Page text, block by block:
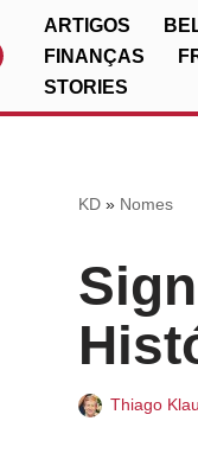
ARTIGOS
FINANÇAS
STORIES
KD» Nomes
Thiago